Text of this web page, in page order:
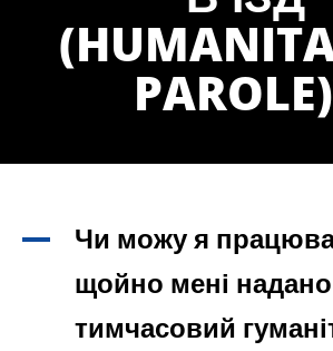
A
Чи можу я
щойно мені надано
тимчасовий